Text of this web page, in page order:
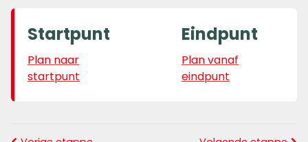
Startpunt
Plan naar
startpunt
Eindpunt
Plan vanaf
eindpunt